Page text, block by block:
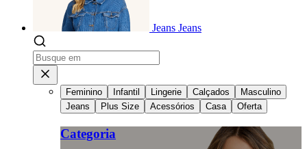
Jeans Jeans
Feminino Infantil Lingerie Calçados
Masculino
Jeans
Plus Size Acessórios Casa Oferta
Categoria